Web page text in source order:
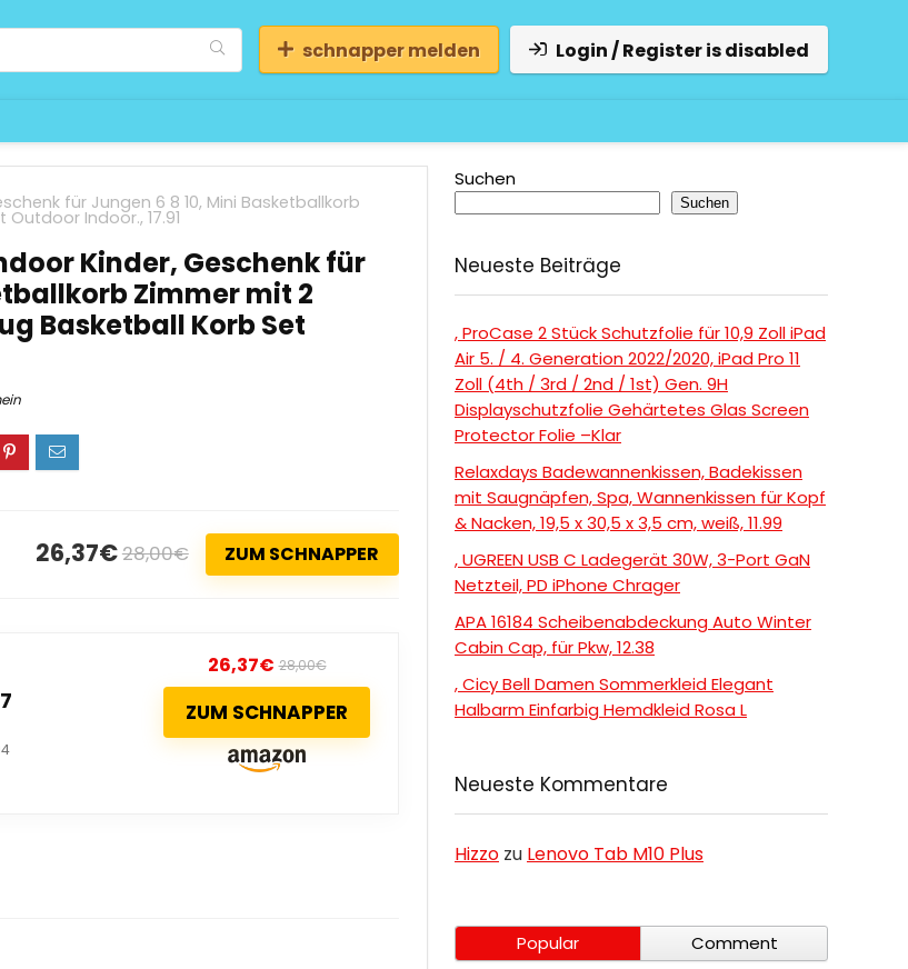
schnapper melden Login / Register is disabled
für Jungen 6 8 10, Mini Basketballkorb
Indoor., 17.91
Kinder, Geschenk für
Zimmer mit 2
Basketball Korb Set
26,37€28,00€ ZUM SCHNAPPER
26,37€ 28,00€
ZUM SCHNAPPER
Suchen
Suchen
Neueste Beiträge
, ProCase 2 Stück Schutzfolie für 10,9 Zoll iPad
Air 5. / 4. Generation 2022/2020, iPad Pro 11
Zoll (4th / 3rd / 2nd / 1st) Gen. 9H
Displayschutzfolie Gehärtetes Glas Screen
Protector Folie –Klar
Relaxdays Badewannenkissen, Badekissen
mit Saugnäpfen, Spa, Wannenkissen für Kopf
& Nacken, 19,5 x 30,5 x 3,5 cm, weiß, 11.99
, UGREEN USB C Ladegerät 30W, 3-Port GaN
Netzteil, PD iPhone Chrager
APA 16184 Scheibenabdeckung Auto Winter
Cabin Cap, für Pkw, 12.38
, Cicy Bell Damen Sommerkleid Elegant
Halbarm Einfarbig Hemdkleid Rosa L
Neueste Kommentare
Hizzo zu Lenovo Tab M10 Plus
Popular
Comment